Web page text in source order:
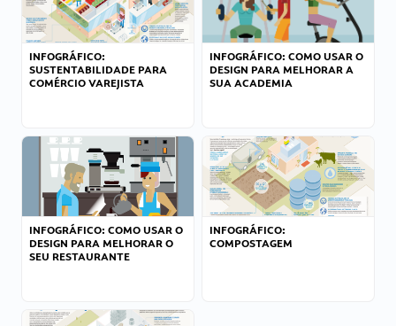
INFOGRÁFICO:
SUSTENTABILIDADE PARA
COMÉRCIO VAREJISTA
INFOGRÁFICO: COMO USAR O
DESIGN PARA MELHORAR A
SUA ACADEMIA
INFOGRÁFICO: COMO USAR O
DESIGN PARA MELHORAR O
SEU RESTAURANTE
INFOGRÁFICO:
COMPOSTAGEM